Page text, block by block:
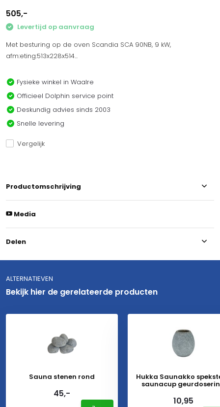
505,-
Levertijd op aanvraag
Met besturing op de oven Scandia SCA 90NB, 9 kW,
afm:eting:513x228x514...
Fysieke winkel in Waalre
Officieel Dolphin service point
Deskundig advies sinds 2003
Snelle levering
Vergelijk
Productomschrijving
Media
Delen
ALTERNATIEVEN
Bekijk hier de gerelateerde producten
Sauna stenen rond
45,-
Hukka Saunakko
saunacup
10,95